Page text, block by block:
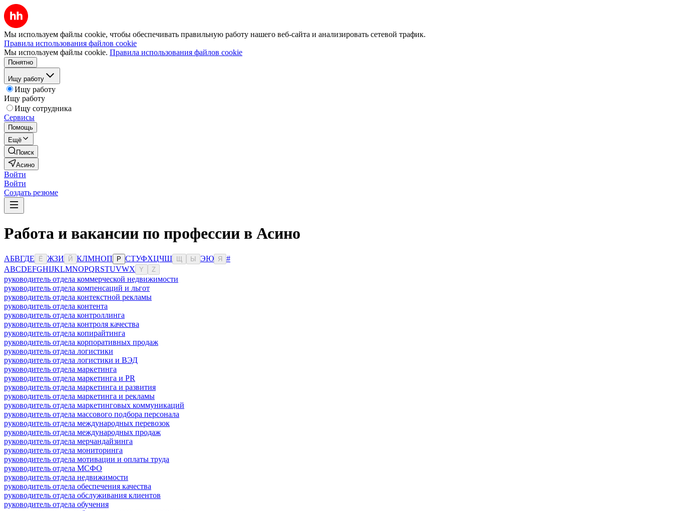
Мы используем файлы cookie, чтобы обеспечивать правильную работу нашего веб-сайта и анализировать сетевой трафик.
Правила использования файлов cookie
Мы используем файлы cookie. Правила использования файлов cookie
Понятно
Ищу работу
Ищу работу
Ищу работу
Ищу сотрудника
Сервисы
Помощь
Ещё
Поиск
Асино
Войти
Войти
Создать резюме
Работа и вакансии по профессии в Асино
АБВГДЕ Ё ЖЗИ Й КЛМНОП Р СТУФХЦЧШ Ы ЭЮ Я
#
ABCDEFGHIJKLMNOPQRSTUVWX Y Z
руководитель отдела коммерческой недвижимости
руководитель отдела компенсаций и льгот
руководитель отдела контекстной рекламы
руководитель отдела контента
руководитель отдела контроллинга
руководитель отдела контроля качества
руководитель отдела копирайтинга
руководитель отдела корпоративных продаж
руководитель отдела логистики
руководитель отдела логистики и ВЭД
руководитель отдела маркетинга
руководитель отдела маркетинга и PR
руководитель отдела маркетинга и развития
руководитель отдела маркетинга и рекламы
руководитель отдела маркетинговых коммуникаций
руководитель отдела массового подбора персонала
руководитель отдела международных перевозок
руководитель отдела международных продаж
руководитель отдела мерчандайзинга
руководитель отдела мониторинга
руководитель отдела мотивации и оплаты труда
руководитель отдела МСФО
руководитель отдела недвижимости
руководитель отдела обеспечения качества
руководитель отдела обслуживания клиентов
руководитель отдела обучения